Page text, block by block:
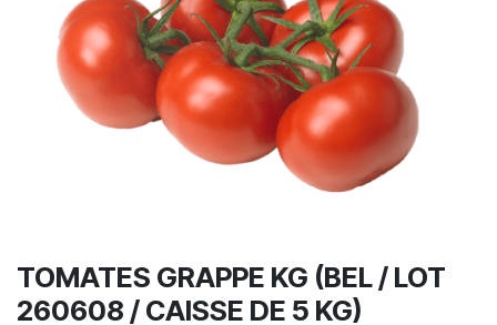
TOMATES GRAPPE KG (BEL / LOT
260608 / CAISSE DE 5 KG)